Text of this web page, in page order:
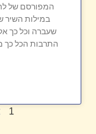
המפורסם של
שעברה וכל כך
התרבות הכל כך
1